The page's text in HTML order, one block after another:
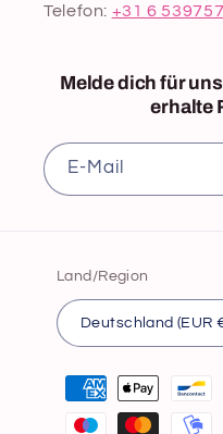
Telefon: +31 6
Melde dich für
erhalte
E‑Mail
Land/Region
Deutschland (EUR
Zahlungsmethoden